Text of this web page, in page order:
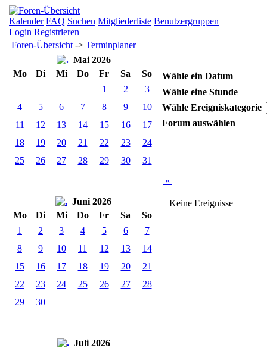
Kalender FAQ Suchen Mitgliederliste Benutzergruppen
Login Registrieren
Foren-Übersicht -> Terminplaner
Mai 2026
Mo
Di Mi Do Fr Sa
So
1
2
3
4
5 6 7 8 9
10
11
12 13 14 15 16
17
18
19 20 21 22 23
24
25
26 27 28 29 30 31
Juni 2026
Mo
Di Mi Do Fr Sa
So
1
2 3 4 5 6
7
8
9 10 11 12 13
14
15
16 17 18 19 20
21
22
23 24 25 26 27
28
29
30
Juli 2026
Wähle ein Datum
Wähle eine Stunde
Wähle Ereigniskategorie
Forum auswählen
«
Keine Ereignisse